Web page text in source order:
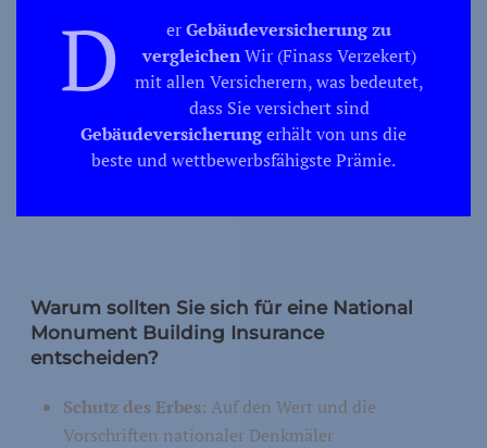
D erGebäudeversicherungzu
vergleichenWir (Finass Verzekert)
mit allen Versicherern, was bedeutet,
dass Sie versichert sind
Gebäudeversicherungerhält von uns die
beste und wettbewerbsfähigste Prämie.
Warum sollten Sie sich für eine National
Monument Building Insurance
entscheiden?
Schutz des Erbes: Auf den Wert und die
Vorschriften nationaler Denkmäler